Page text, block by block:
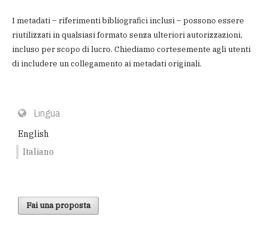
I metadati – riferimenti bibliografici inclusi – possono essere
riutilizzati in qualsiasi formato senza ulteriori autorizzazioni,
incluso per scopo di lucro. Chiediamo cortesemente agli utenti
di includere un collegamento ai metadati originali.
Lingua
English
Italiano
Fai una proposta